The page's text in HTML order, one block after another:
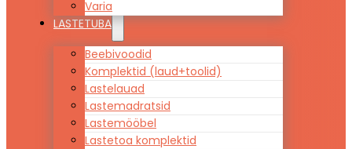
Varia
LASTETUBA
Beebivoodid
Komplektid (laud+toolid)
Lastelauad
Lastemadratsid
Lastemööbel
Lastetoa komplektid